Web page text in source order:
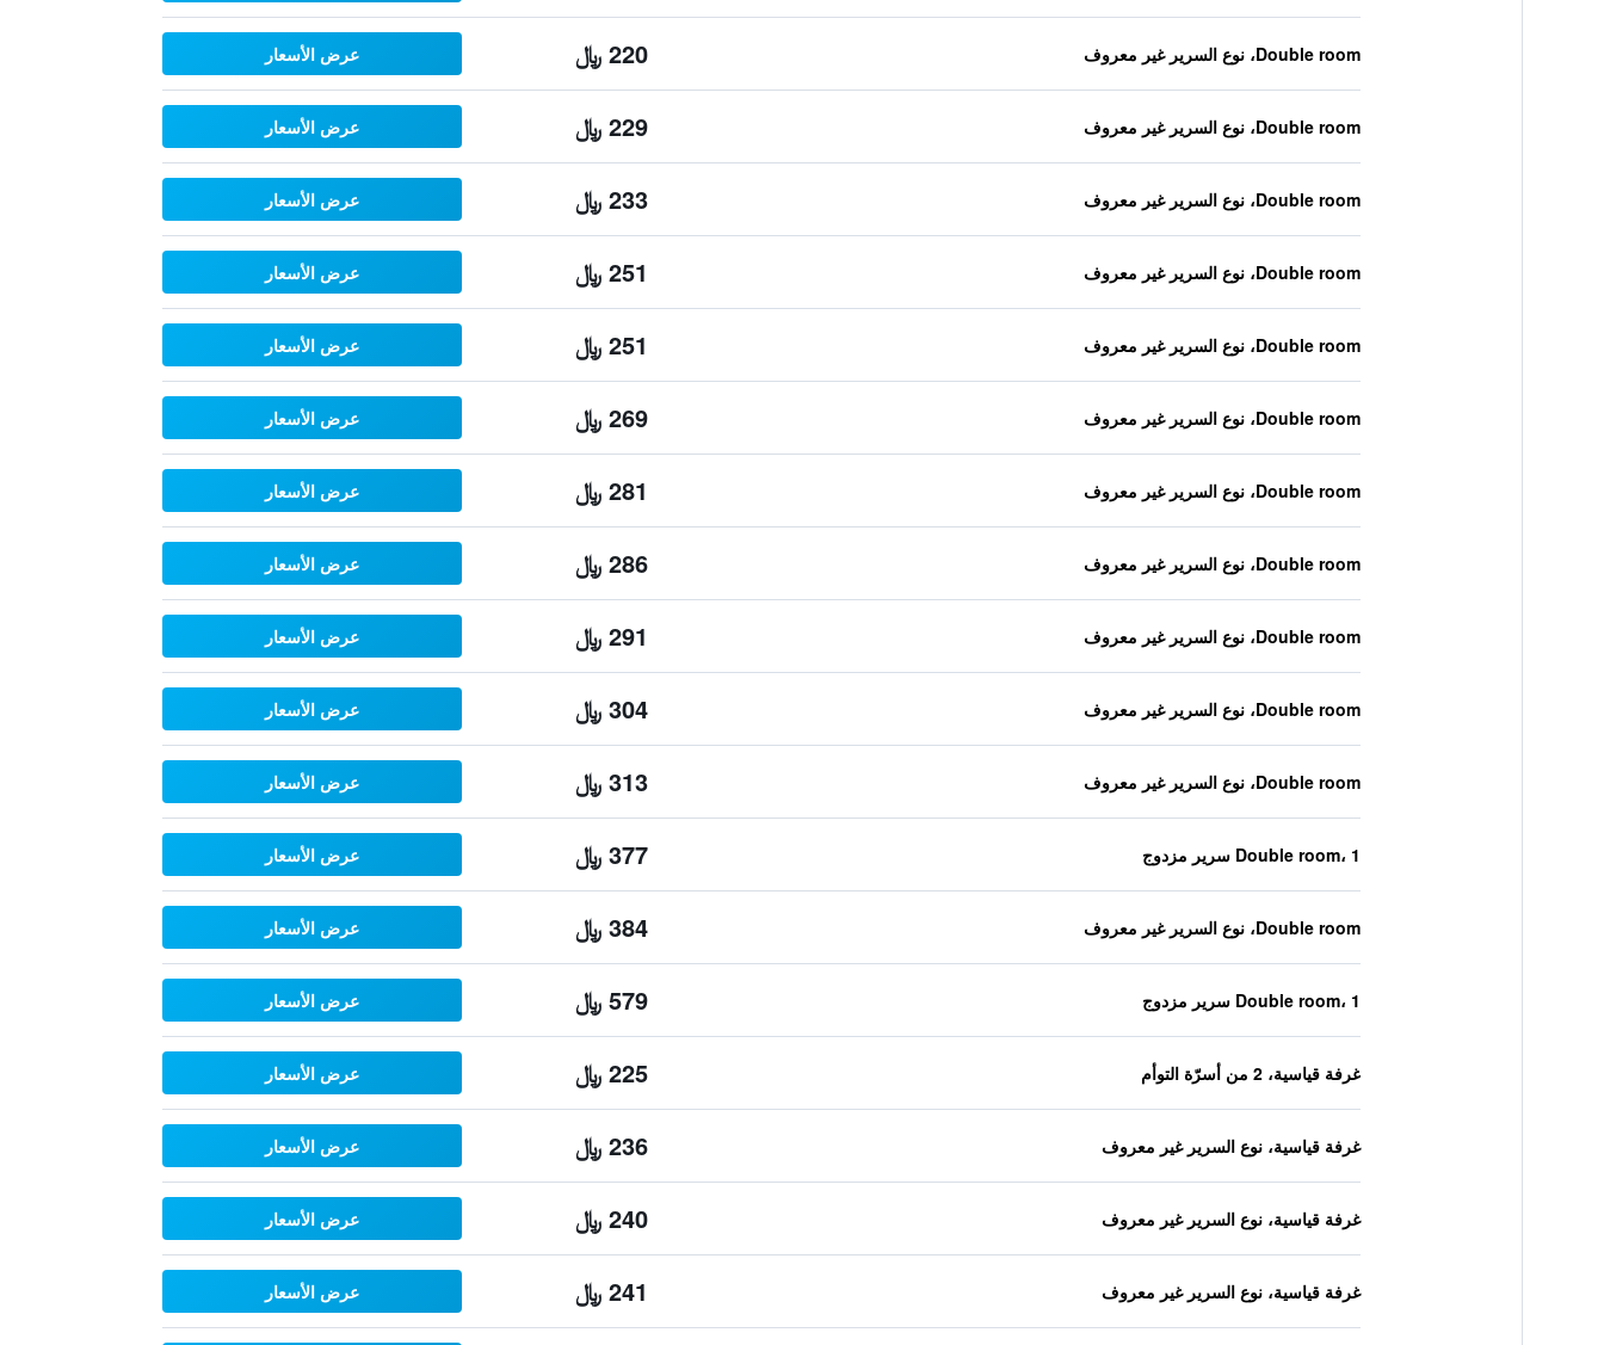
Double room، نوع السرير غير معروف 220 ﷼ عرض الأسعار
Double room، نوع السرير غير معروف 229 ﷼ عرض الأسعار
Double room، نوع السرير غير معروف 233 ﷼ عرض الأسعار
Double room، نوع السرير غير معروف 251 ﷼ عرض الأسعار
Double room، نوع السرير غير معروف 251 ﷼ عرض الأسعار
Double room، نوع السرير غير معروف 269 ﷼ عرض الأسعار
Double room، نوع السرير غير معروف 281 ﷼ عرض الأسعار
Double room، نوع السرير غير معروف 286 ﷼ عرض الأسعار
Double room، نوع السرير غير معروف 291 ﷼ عرض الأسعار
Double room، نوع السرير غير معروف 304 ﷼ عرض الأسعار
Double room، نوع السرير غير معروف 313 ﷼ عرض الأسعار
Double room، 1 سرير مزدوج 377 ﷼ عرض الأسعار
Double room، نوع السرير غير معروف 384 ﷼ عرض الأسعار
Double room، 1 سرير مزدوج 579 ﷼ عرض الأسعار
غرفة قياسية، 2 من أسرّة التوأم 225 ﷼ عرض الأسعار
غرفة قياسية، نوع السرير غير معروف 236 ﷼ عرض الأسعار
غرفة قياسية، نوع السرير غير معروف 240 ﷼ عرض الأسعار
غرفة قياسية، نوع السرير غير معروف 241 ﷼ عرض الأسعار